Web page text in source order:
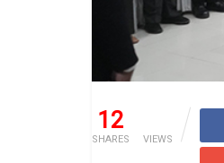
12
SHARES VIEWS